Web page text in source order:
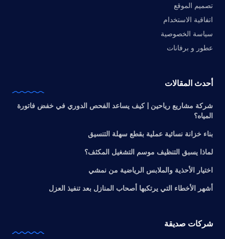
تصميم الموقع
اتفاقية الاستخدام
سياسة الخصوصية
عطور و برفانات
أحدث المقالات
شركة مشاريع رياحين | كيف يساعد الفحص الدوري في خفض فاتورة
المياه؟
بناء خزانة نسائية عملية بقطع سهلة التنسيق
لماذا يسبق التنظيف موسم التشغيل المكثف؟
اختيار الأحذية والملابس الرياضية من نمشي
أشهر الأخطاء التي يرتكبها أصحاب المنازل بعد تنفيذ العزل
شركات صديقة